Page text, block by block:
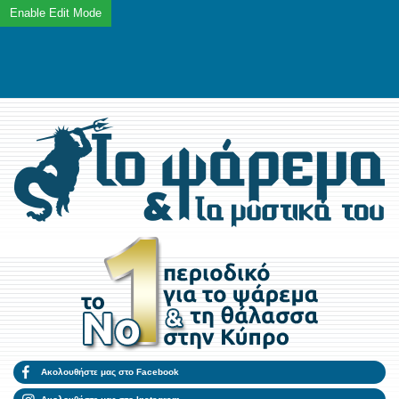
Ακολουθήστε μας στο Facebook